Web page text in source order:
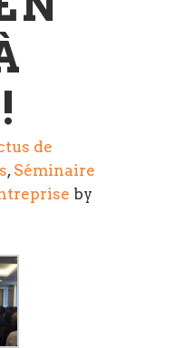
de
, Séminaire
by